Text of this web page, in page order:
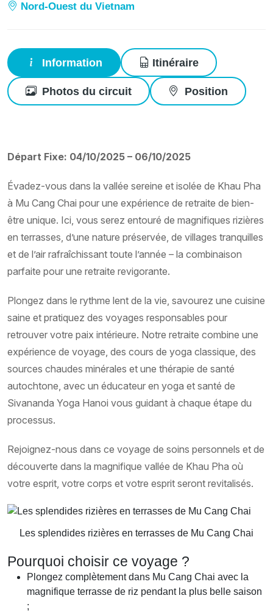
Nord-Ouest du Vietnam
Information Itinéraire
Photos du circuit Position
Départ Fixe: 04/10/2025 – 06/10/2025
Évadez-vous dans la vallée sereine et isolée de Khau Pha
à Mu Cang Chai pour une expérience de retraite de bien-
être unique. Ici, vous serez entouré de magnifiques rizières
en terrasses, d’une nature préservée, de villages tranquilles
et de l’air rafraîchissant toute l’année – la combinaison
parfaite pour une retraite revigorante.
Plongez dans le rythme lent de la vie, savourez une cuisine
saine et pratiquez des voyages responsables pour
retrouver votre paix intérieure. Notre retraite combine une
expérience de voyage, des cours de yoga classique, des
sources chaudes minérales et une thérapie de santé
autochtone, avec un éducateur en yoga et santé de
Sivananda Yoga Hanoi vous guidant à chaque étape du
processus.
Rejoignez-nous dans ce voyage de soins personnels et de
découverte dans la magnifique vallée de Khau Pha où
votre esprit, votre corps et votre esprit seront revitalisés.
Les splendides rizières en terrasses de Mu Cang Chai
Pourquoi choisir ce voyage ?
Plongez complètement dans Mu Cang Chai avec la
magnifique terrasse de riz pendant la plus belle saison
;